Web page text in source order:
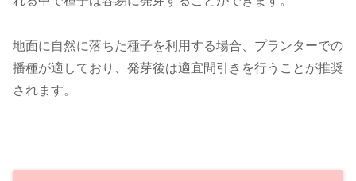
地面に自然に落ちた種子を利用する場合、プランターでの
播種が適しており、発芽後は適宜間引きを行うことが推奨
されます。